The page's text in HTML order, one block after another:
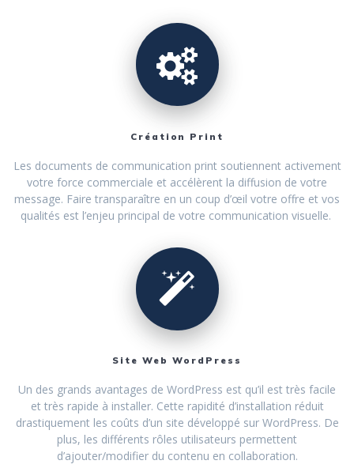
Création Print
Les documents de communication print soutiennent activement
votre force commerciale et accélèrent la diffusion de votre
message. Faire transparaître en un coup d’œil votre offre et vos
qualités est l’enjeu principal de votre communication visuelle.
Site Web WordPress
Un des grands avantages de WordPress est qu’il est très facile
et très rapide à installer. Cette rapidité d’installation réduit
drastiquement les coûts d’un site développé sur WordPress. De
plus, les différents rôles utilisateurs permettent
d’ajouter/modifier du contenu en collaboration.